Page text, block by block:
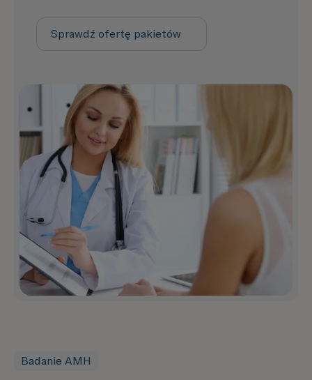
Sprawdź ofertę pakietów
Badanie AMH